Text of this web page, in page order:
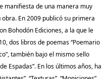
manifiesta de una manera muy
En 2009 publicó su primera
Bohodón Ediciones, a la que le
dos libros de poemas “Poemario
también bajo el mismo sello
Espadas”. En los últimos años, ha